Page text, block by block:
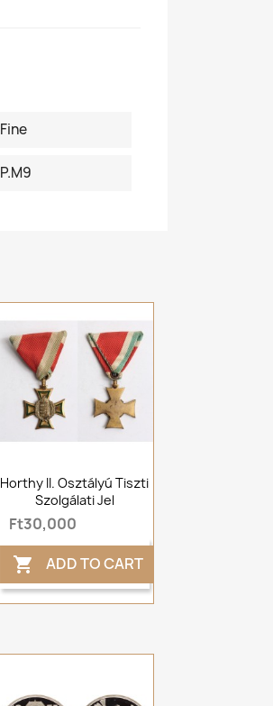
Fine
P.M9
Horthy II. Osztályú Tiszti
Szolgálati Jel
Ft30,000
 ADD TO CART